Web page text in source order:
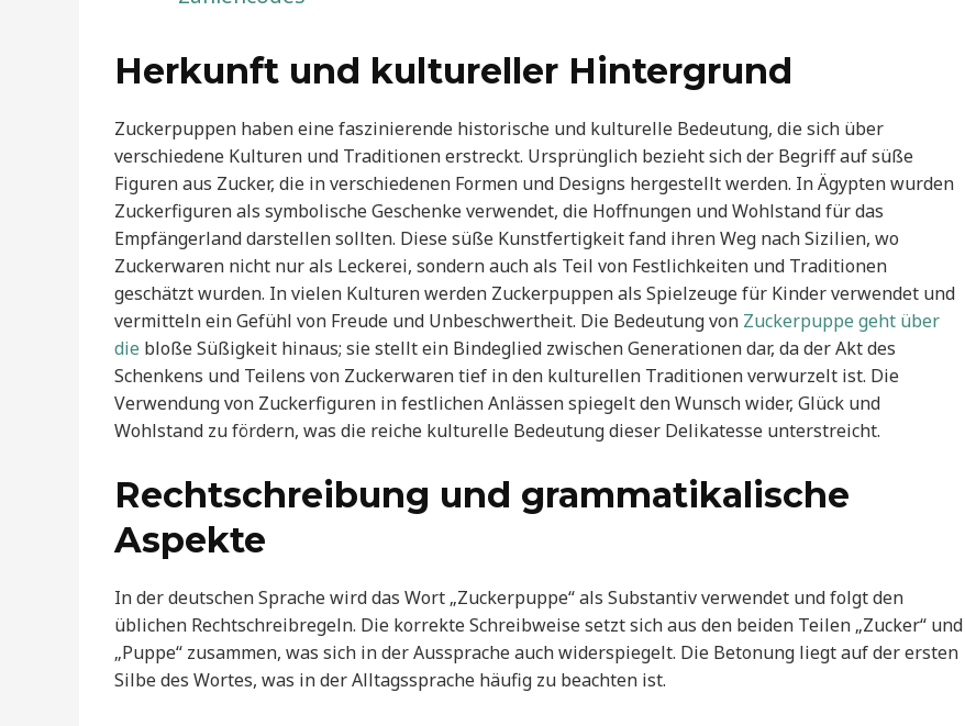
Herkunft und kultureller Hintergrund
Zuckerpuppen haben eine faszinierende historische und kulturelle Bedeutung, die sich über
verschiedene Kulturen und Traditionen erstreckt. Ursprünglich bezieht sich der Begriff auf süße
Figuren aus Zucker, die in verschiedenen Formen und Designs hergestellt werden. In Ägypten wurden
Zuckerfiguren als symbolische Geschenke verwendet, die Hoffnungen und Wohlstand für das
Empfängerland darstellen sollten. Diese süße Kunstfertigkeit fand ihren Weg nach Sizilien, wo
Zuckerwaren nicht nur als Leckerei, sondern auch als Teil von Festlichkeiten und Traditionen
geschätzt wurden. In vielen Kulturen werden Zuckerpuppen als Spielzeuge für Kinder verwendet und
vermitteln ein Gefühl von Freude und Unbeschwertheit. Die Bedeutung von Zuckerpuppe geht über
die bloße Süßigkeit hinaus; sie stellt ein Bindeglied zwischen Generationen dar, da der Akt des
Schenkens und Teilens von Zuckerwaren tief in den kulturellen Traditionen verwurzelt ist. Die
Verwendung von Zuckerfiguren in festlichen Anlässen spiegelt den Wunsch wider, Glück und
Wohlstand zu fördern, was die reiche kulturelle Bedeutung dieser Delikatesse unterstreicht.
Rechtschreibung und grammatikalische
Aspekte
In der deutschen Sprache wird das Wort „Zuckerpuppe“ als Substantiv verwendet und folgt den
üblichen Rechtschreibregeln. Die korrekte Schreibweise setzt sich aus den beiden Teilen „Zucker“ und
„Puppe“ zusammen, was sich in der Aussprache auch widerspiegelt. Die Betonung liegt auf der ersten
Silbe des Wortes, was in der Alltagssprache häufig zu beachten ist.